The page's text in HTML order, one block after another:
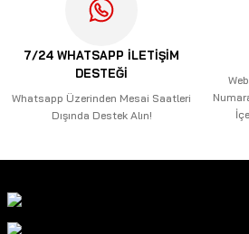
7/24 WHATSAPP İLETİŞİM
DESTEĞİ
Whatsapp Üzerinden Mesai Saatleri
Dışında Destek Alın!